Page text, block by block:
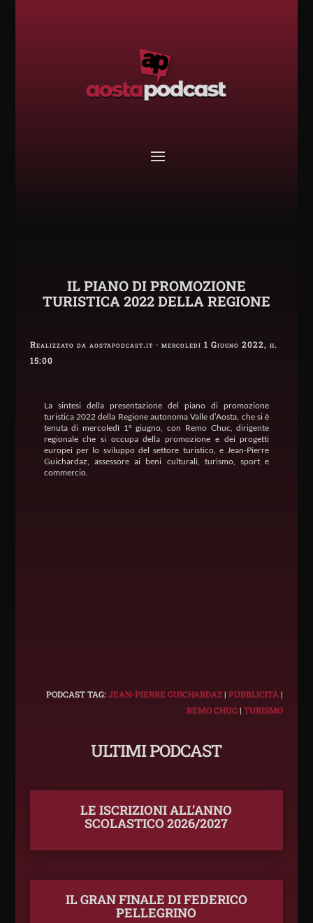
IL PIANO DI PROMOZIONE
TURISTICA 2022 DELLA REGIONE
Realizzato da aostapodcast.it · mercoledì 1 Giugno 2022, h.
15:00
La sintesi della presentazione del piano di promozione
turistica 2022 della Regione autonoma Valle d’Aosta, che si è
tenuta di mercoledì 1° giugno, con Remo Chuc, dirigente
regionale che si occupa della promozione e dei progetti
europei per lo sviluppo del settore turistico, e Jean-Pierre
Guichardaz, assessore ai beni culturali, turismo, sport e
commercio.
PODCAST TAG:JEAN-PIERRE GUICHARDAZ|PUBBLICITÀ |
REMO CHUC|TURISMO
ULTIMI PODCAST
LE ISCRIZIONI ALL’ANNO
SCOLASTICO 2026/2027
IL GRAN FINALE DI FEDERICO
PELLEGRINO